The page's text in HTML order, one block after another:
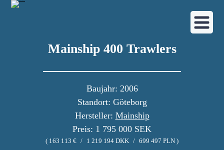
Mainship 400 Trawlers
Baujahr: 2006
Standort: Göteborg
Hersteller: Mainship
Preis: 1 795 000 SEK
( 163 113 € / 1 219 194 DKK / 699 497 PLN )